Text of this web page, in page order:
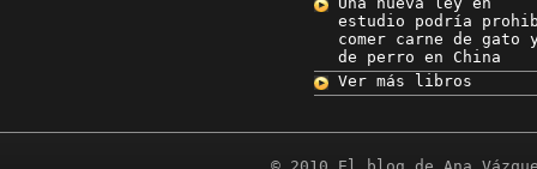
estudio podría
comer carne de gato
de perro en China
Ver más libros